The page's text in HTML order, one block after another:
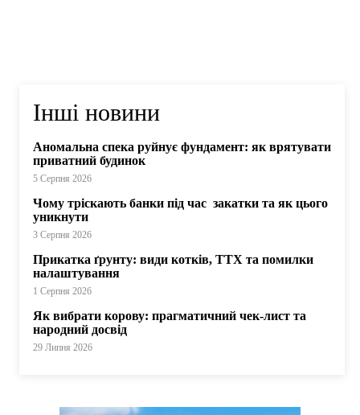
Інші новини
Аномальна спека руйнує фундамент: як врятувати
приватний будинок
5 Серпня 2026
Чому тріскають банки під час закатки та як цього
уникнути
3 Серпня 2026
Прикатка ґрунту: види котків, ТТХ та помилки
налаштування
1 Серпня 2026
Як вибрати корову: прагматичний чек-лист та
народний досвід
29 Липня 2026